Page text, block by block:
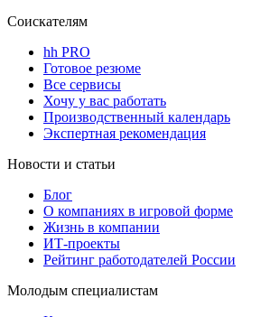
Соискателям
hh PRO
Готовое резюме
Все сервисы
Хочу у вас работать
Производственный календарь
Экспертная рекомендация
Новости и статьи
Блог
О компаниях в игровой форме
Жизнь в компании
ИТ-проекты
Рейтинг работодателей России
Молодым специалистам